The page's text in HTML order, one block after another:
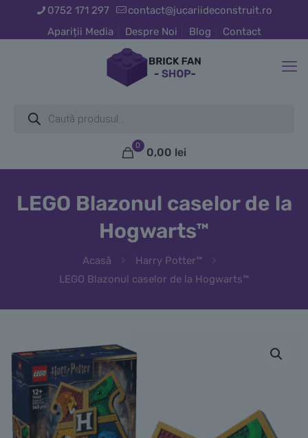
0752 171 297
contact@jucariideconstruit.ro
Apariții Media
Despre Noi Blog Contact
search
0
0,00 lei
LEGO Blazonul caselor de la
Hogwarts™
Acasă
Harry Potter™
LEGO Blazonul caselor de la Hogwarts™